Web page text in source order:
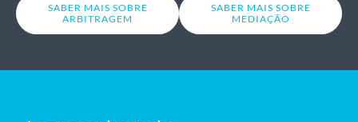
SABER MAIS SOBRE
ARBITRAGEM
SABER MAIS SOBRE
MEDIAÇÃO